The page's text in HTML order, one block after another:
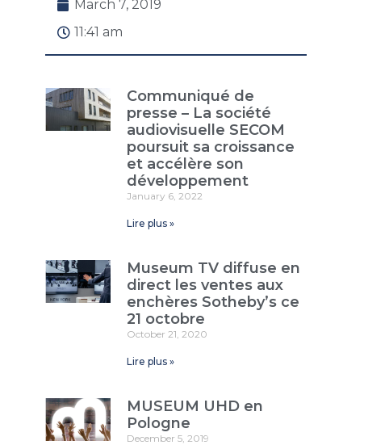
March 7, 2019
11:41 am
Communiqué de
presse – La société
audiovisuelle SECOM
poursuit sa croissance
et accélère son
développement
January 6, 2022
Lire plus »
Museum TV diffuse en
direct les ventes aux
enchères Sotheby’s ce
21 octobre
October 21, 2020
Lire plus »
MUSEUM UHD en
Pologne
December 5, 2019